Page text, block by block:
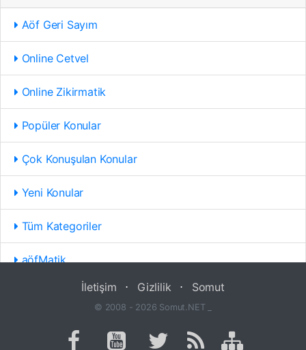
Aöf Geri Sayım
Online Cetvel
Online Zikirmatik
Popüler Konular
Çok Konuşulan Konular
Yeni Konular
Tüm Kategoriler
aöfMatik
İletişim ⋅ Gizlilik ⋅ Somut
© 2008 - 2026 Somut.NET _